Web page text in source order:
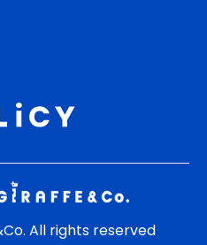
All rights reserved